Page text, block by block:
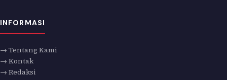
INFORMASI
→ Tentang Kami
→ Kontak
→ Redaksi